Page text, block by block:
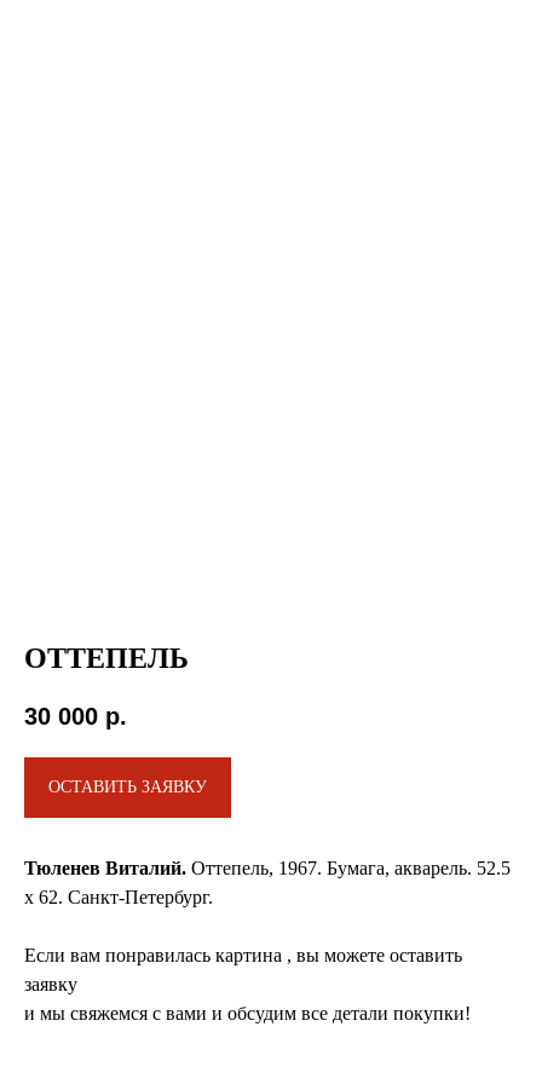
ОТТЕПЕЛЬ
30 000 р.
ОСТАВИТЬ ЗАЯВКУ
Тюленев Виталий. Оттепель, 1967. Бумага, акварель. 52.5
х 62. Санкт-Петербург.
Если вам понравилась картина , вы можете оставить
заявку
и мы свяжемся с вами и обсудим все детали покупки!